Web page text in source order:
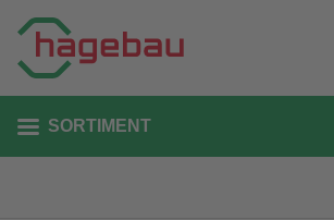
SORTIMENT